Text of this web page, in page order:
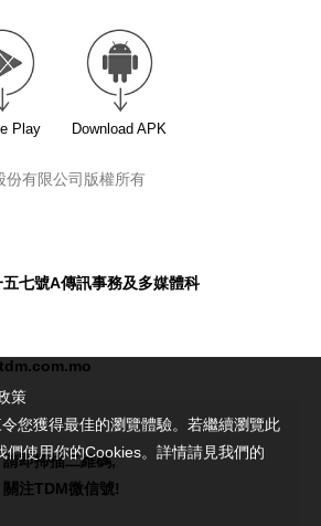
Play Download APK
有限公司版權所有
七號A傳訊事務及多媒體科
請即掃描二維碼,
關注TDM微信號!
策
您獲得最佳的瀏覽體驗。若繼續瀏覽此
們使用你的Cookies。詳情請見我們的